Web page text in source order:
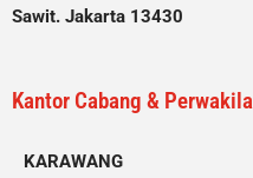
Sawit. Jakarta 13430
Kantor Cabang &
KARAWANG